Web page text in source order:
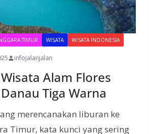
TIMUR WISATA WISATA INDONESIA
infojalanjalan
Alam Flores
Tiga Warna
merencanakan liburan ke
Timur, kata kunci yang sering